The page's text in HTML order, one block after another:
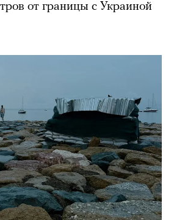
от границы с Украиной